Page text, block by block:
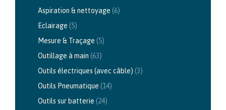
Aspiration & nettoyage (6)
Eclairage (5)
Mesure & Traçage (5)
Outillage à main (63)
Outils électriques (avec câble) (3)
Outils Pneumatique (14)
Outils sur batterie (24)